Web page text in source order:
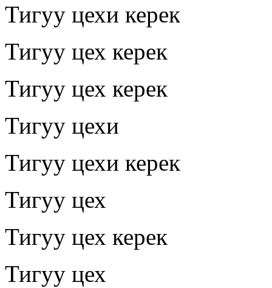
Тигуу цехи керек
Тигуу цех керек
Тигуу цех керек
Тигуу цехи
Тигуу цехи керек
Тигуу цех
Тигуу цех керек
Тигуу цех